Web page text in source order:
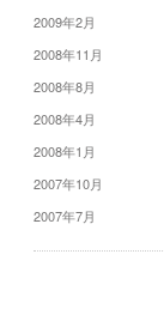
2009年2月
2008年11月
2008年8月
2008年4月
2008年1月
2007年10月
2007年7月